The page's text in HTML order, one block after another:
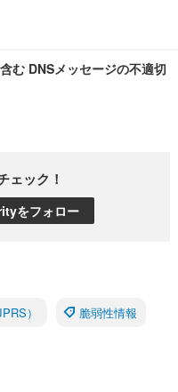
む DNSメッセージの不適切
ェック！
をフォロー
） 脆弱性情報